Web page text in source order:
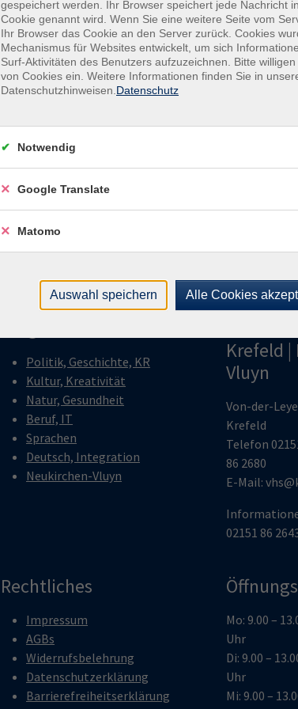
Politik, Geschichte, KR
Kultur, Kreativität
Natur, Gesundheit
Beruf, IT
Sprachen
Deutsch, Integration
Neukirchen-Vluyn
Krefeld
Vluyn
Von-der-
Krefeld
Telefon
86 2680
E-Mail:
02151 86
Rechtliches
Impressum
AGBs
Widerrufsbelehrung
Datenschutzerklärung
Barrierefreiheitserklärung
Mo: 9.00 –
Uhr
Di: 9.00 –
Uhr
Mi: 9.00 –
gespeichert werden. Ihr Browser speichert jede Nachricht
Cookie genannt wird. Wenn Sie eine weitere Seite vom
Ihr Browser das Cookie an den Server zurück. Cookies
Mechanismus für Websites entwickelt, um sich
Surf-Aktivitäten des Benutzers aufzuzeichnen. Bitte
von Cookies ein. Weitere Informationen finden Sie in
Datenschutzhinweisen. Datenschutz
Notwendig
Google Translate
Matomo
Auswahl speichern Alle Cookies